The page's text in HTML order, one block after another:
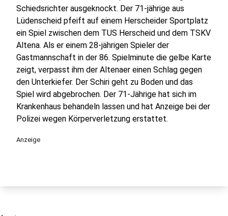
Schiedsrichter ausgeknockt. Der 71-jährige aus
Lüdenscheid pfeift auf einem Herscheider Sportplatz
ein Spiel zwischen dem TUS Herscheid und dem TSKV
Altena. Als er einem 28-jährigen Spieler der
Gastmannschaft in der 86. Spielminute die gelbe Karte
zeigt, verpasst ihm der Altenaer einen Schlag gegen
den Unterkiefer. Der Schiri geht zu Boden und das
Spiel wird abgebrochen. Der 71-Jährige hat sich im
Krankenhaus behandeln lassen und hat Anzeige bei der
Polizei wegen Körperverletzung erstattet.
Anzeige